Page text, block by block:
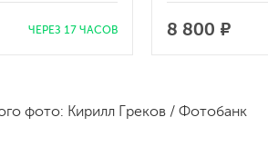
ЧЕРЕЗ 17 ЧАСОВ 8 800 ₽
фото: Кирилл Греков / Фотобанк